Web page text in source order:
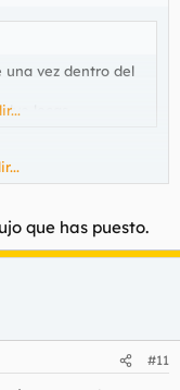
una vez dentro del
locas
los dos dedos una
la cara
posible estimular así
con más detalle, por
que has puesto.
#11